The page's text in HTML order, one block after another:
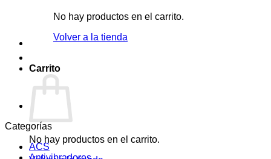
No hay productos en el carrito.
Volver a la tienda
Carrito
No hay productos en el carrito.
Categorías
ACS